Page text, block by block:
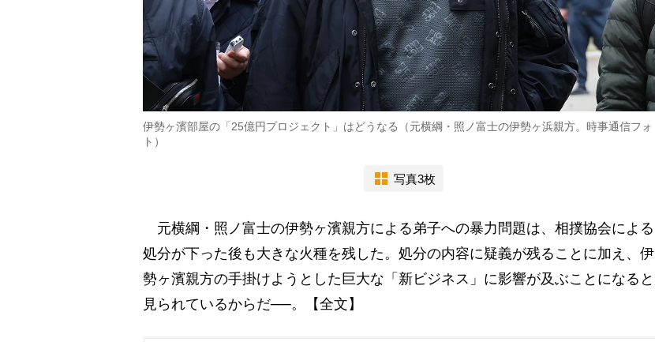
伊勢ヶ濱部屋の「25億円プロジェクト」はどうなる（元横綱・照ノ富士の伊勢ヶ浜親方。時事通信フォ
ト）
写真3枚
元横綱・照ノ富士の伊勢ヶ濱親方による弟子への暴力問題は、相撲協会による
処分が下った後も大きな火種を残した。処分の内容に疑義が残ることに加え、伊
勢ヶ濱親方の手掛けようとした巨大な「新ビジネス」に影響が及ぶことになると
見られているからだ──。【全文】